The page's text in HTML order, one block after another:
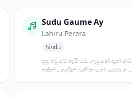
Sudu Gaume Ay
Lahiru Perera
Sindu
සුදු ගවුමේ ඇයි මඩ ගෑවුනේ දැන් නම්
ඉතින් ගෙදරින් බනී නංගෝ බොර ගං